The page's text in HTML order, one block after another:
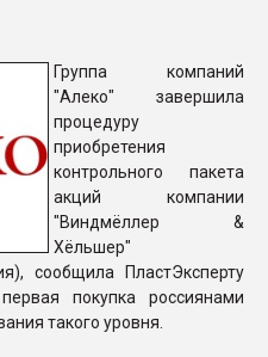
ПЕРЕЙТИ НА
Группа компаний
"Алеко" завершила
процедуру
приобретения
контрольного пакета
акций компании
"Виндмёллер &
Хёльшер"
сообщила ПластЭксперту
покупка россиянами
такого уровня.